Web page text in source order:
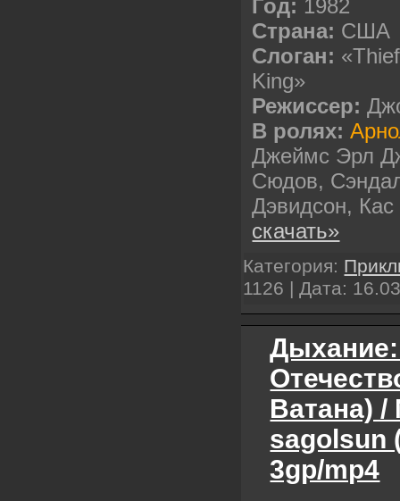
Год: 1982
Cтрана: США
Слоган:
King»
Режиссер:
В ролях:
Джеймс Эрл
Сюдов,
Дэвидсон, Кас
скачать»
Категория:
1126 | Дата:
Дыхание:
Ватана) /
sagolsun
3gp/mp4